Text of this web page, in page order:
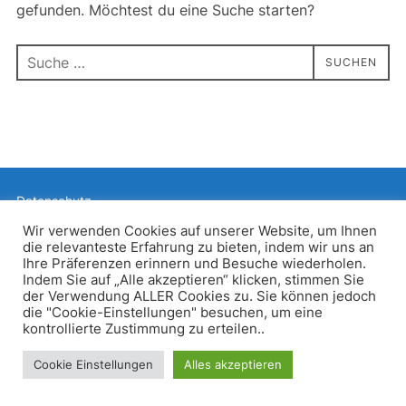
gefunden. Möchtest du eine Suche starten?
Suchen
nach:
SUCHEN
Datenschutz
Inspiro WordPress Theme von WPZOOM
Wir verwenden Cookies auf unserer Website, um Ihnen
die relevanteste Erfahrung zu bieten, indem wir uns an
Ihre Präferenzen erinnern und Besuche wiederholen.
Indem Sie auf „Alle akzeptieren“ klicken, stimmen Sie
der Verwendung ALLER Cookies zu. Sie können jedoch
die "Cookie-Einstellungen" besuchen, um eine
kontrollierte Zustimmung zu erteilen..
Cookie Einstellungen Alles akzeptieren